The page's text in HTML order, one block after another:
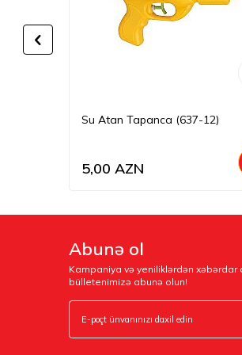
Su Atan Tapanca (637-12)
5,00 AZN
Abunə ol
Kampaniya və yeniliklərdən xəbərdar
bülletenimizə abunə olun!